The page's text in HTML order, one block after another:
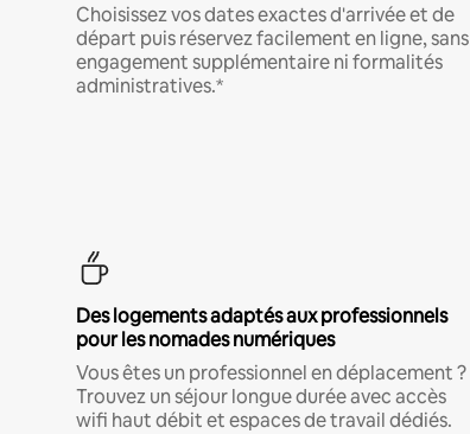
Choisissez vos dates exactes d'arrivée et de
départ puis réservez facilement en ligne, sans
engagement supplémentaire ni formalités
administratives.*
Des logements adaptés aux professionnels
pour les nomades numériques
Vous êtes un professionnel en déplacement ?
Trouvez un séjour longue durée avec accès
wifi haut débit et espaces de travail dédiés.